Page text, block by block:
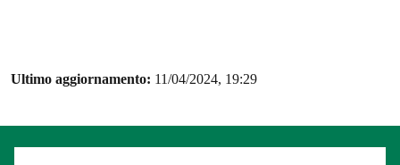
Ultimo aggiornamento: 11/04/2024, 19:29